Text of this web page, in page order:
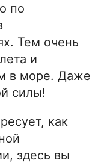
по
Тем очень
и
в море. Даже
силы!
как
здесь вы